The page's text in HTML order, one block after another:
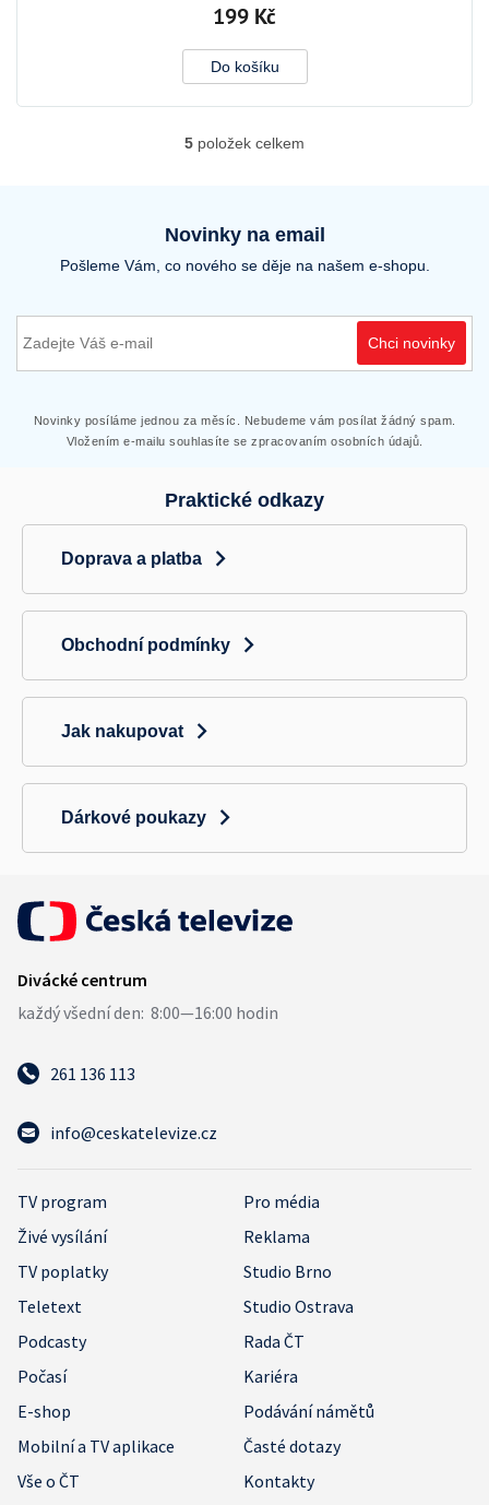
199 Kč
Do košíku
O
d
c
p
v
ý
s
u
5 položek celkem
Novinky na email
Pošleme Vám, co nového se děje na našem e-shopu.
Chci novinky
Novinky posíláme jednou za měsíc. Nebudeme vám posílat žádný spam.
Vložením e-mailu souhlasíte se zpracovaním osobních údajů.
Praktické odkazy
Doprava a platba
Obchodní podmínky
Jak nakupovat
Dárkové poukazy
261 136 113
info@ceskatelevize.cz
TV program
Pro média
Živé vysílání
Reklama
TV poplatky
Studio Brno
Teletext
Studio Ostrava
Podcasty
Rada ČT
Počasí
Kariéra
E-shop
Podávání námětů
Mobilní a TV aplikace
Časté dotazy
Vše o ČT
Kontakty